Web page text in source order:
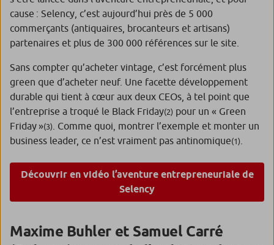
cause : Selency, c’est aujourd’hui près de 5 000
commerçants (antiquaires, brocanteurs et artisans)
partenaires et plus de 300 000 références sur le site.
Sans compter qu’acheter vintage, c’est forcément plus
green que d’acheter neuf. Une facette développement
durable qui tient à cœur aux deux CEOs, à tel point que
l’entreprise a troqué le Black Friday(2) pour un « Green
Friday »(3) . Comme quoi, montrer l’exemple et monter un
business leader, ce n’est vraiment pas antinomique(1)
Découvrir en vidéo l’aventure entrepreneuriale de
Selency
Maxime Buhler et Samuel Carré